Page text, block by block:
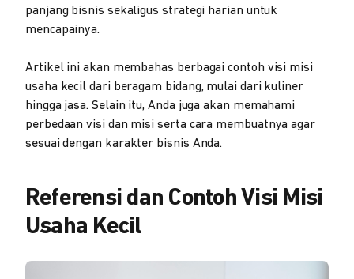
panjang bisnis sekaligus strategi harian untuk
mencapainya.
Artikel ini akan membahas berbagai contoh visi misi
usaha kecil dari beragam bidang, mulai dari kuliner
hingga jasa. Selain itu, Anda juga akan memahami
perbedaan visi dan misi serta cara membuatnya agar
sesuai dengan karakter bisnis Anda.
Referensi dan Contoh Visi Misi
Usaha Kecil